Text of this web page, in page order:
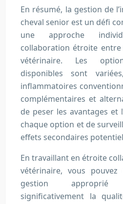
En résumé, la gestion de
cheval senior est un défi
une approche
collaboration étroite
vétérinaire. Les
disponibles sont
inflammatoires
complémentaires et
de peser les avantages et
chaque option et de
effets secondaires
En travaillant en étroite
vétérinaire, vous
gestion
significativement la